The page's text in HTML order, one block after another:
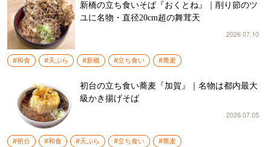
新橋の立ち食いそば『おくとね』｜削り節のツ
ユに名物・直径20cm超の舞茸天
2026.07.10
#和食 #天ぷら #新橋 #立ち食い #蕎麦
初台の立ち食い蕎麦『加賀』｜名物は都内最大
級かき揚げそば
2026.07.05
#初台 #和食 #天ぷら #立ち食い #蕎麦